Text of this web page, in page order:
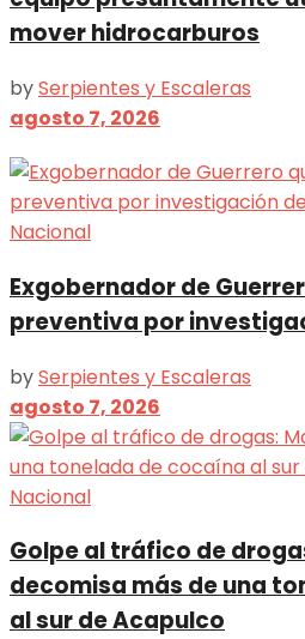
mover hidrocarburos
bySerpientes y Escaleras
agosto 7, 2026
Nacional
Exgobernador de
preventiva por
bySerpientes y Escaleras
agosto 7, 2026
Nacional
Golpe al tráfico de
decomisa más de una
al sur de Acapulco